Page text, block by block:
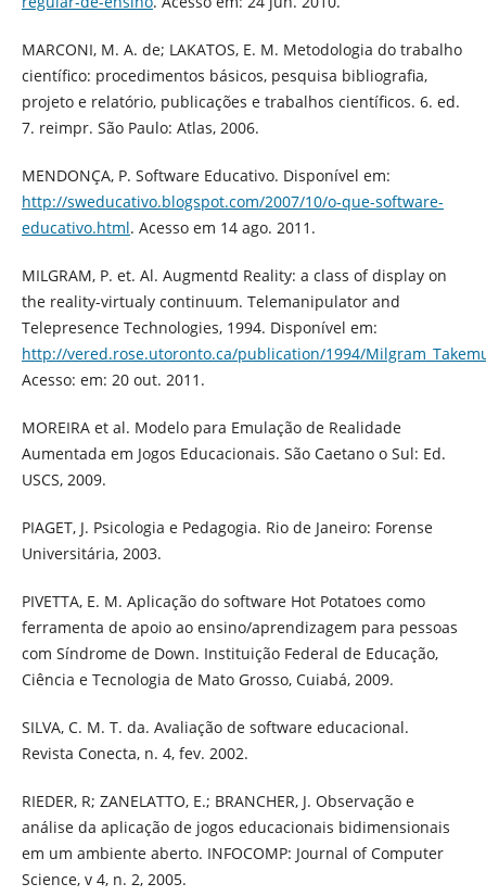
MARCONI, M. A. de; LAKATOS, E. M. Metodologia do trabalho
científico: procedimentos básicos, pesquisa bibliografia,
projeto e relatório, publicações e trabalhos científicos. 6. ed.
7. reimpr. São Paulo: Atlas, 2006.
MENDONÇA, P. Software Educativo. Disponível em:
http://sweducativo.blogspot.com/2007/10/o-que-software-
educativo.html. Acesso em 14 ago. 2011.
MILGRAM, P. et. Al. Augmentd Reality: a class of display on
the reality-virtualy continuum. Telemanipulator and
Telepresence Technologies, 1994. Disponível em:
http://vered.rose.utoronto.ca/publication/1994/
Acesso: em: 20 out. 2011.
MOREIRA et al. Modelo para Emulação de Realidade
Aumentada em Jogos Educacionais. São Caetano o Sul: Ed.
USCS, 2009.
PIAGET, J. Psicologia e Pedagogia. Rio de Janeiro: Forense
Universitária, 2003.
PIVETTA, E. M. Aplicação do software Hot Potatoes como
ferramenta de apoio ao ensino/aprendizagem para pessoas
com Síndrome de Down. Instituição Federal de Educação,
Ciência e Tecnologia de Mato Grosso, Cuiabá, 2009.
SILVA, C. M. T. da. Avaliação de software educacional.
Revista Conecta, n. 4, fev. 2002.
RIEDER, R; ZANELATTO, E.; BRANCHER, J. Observação e
análise da aplicação de jogos educacionais bidimensionais
em um ambiente aberto. INFOCOMP: Journal of Computer
Science, v 4, n. 2, 2005.